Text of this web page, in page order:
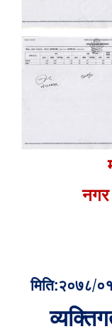
नगर
मधेश
मिति:२०७८/